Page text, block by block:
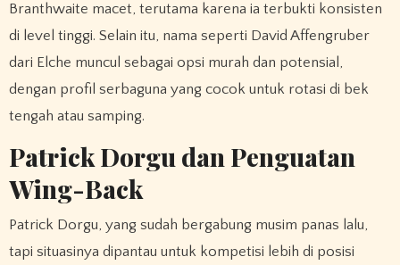
Branthwaite macet, terutama karena ia terbukti konsisten
di level tinggi. Selain itu, nama seperti David Affengruber
dari Elche muncul sebagai opsi murah dan potensial,
dengan profil serbaguna yang cocok untuk rotasi di bek
tengah atau samping.
Patrick Dorgu dan Penguatan
Wing-Back
Patrick Dorgu, yang sudah bergabung musim panas lalu,
tapi situasinya dipantau untuk kompetisi lebih di posisi